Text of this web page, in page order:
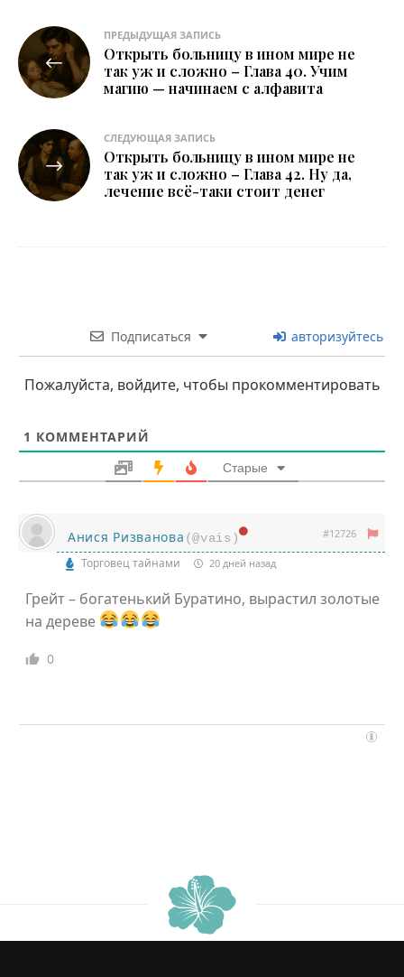
Навигация
по
записям
ПРЕДЫДУЩАЯ ЗАПИСЬ
Открыть больницу в ином мире не
так уж и сложно – Глава 40. Учим
магию — начинаем с алфавита
СЛЕДУЮЩАЯ ЗАПИСЬ
Открыть больницу в ином мире не
так уж и сложно – Глава 42. Ну да,
лечение всё-таки стоит денег
Подписаться авторизуйтесь
Пожалуйста, войдите, чтобы прокомментировать
1 КОММЕНТАРИЙ
Старые
Анися Ризванова (@vais) #12726
Торговец тайнами 20 дней назад
Грейт – богатенький Буратино, вырастил золотые
на дереве
0